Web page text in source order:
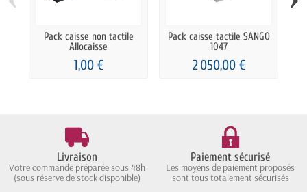
Pack caisse non tactile
Allocaisse
1,00 €
Pack caisse tactile SANGO
1047
2 050,00 €
Livraison
Votre commande préparée sous 48h
(sous réserve de stock disponible)
Paiement sécurisé
Les moyens de paiement proposés
sont tous totalement sécurisés